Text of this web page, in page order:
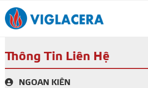
Thông Tin Liên Hệ
NGOAN KIÊN